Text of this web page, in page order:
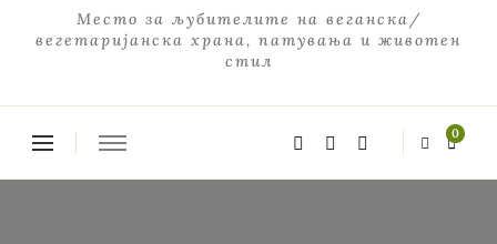
Место за љубителите на веганска/
вегетаријанска храна, патувања и животен
стил
0